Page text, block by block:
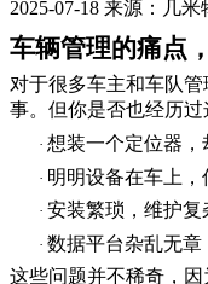
2025-07-18 来源：几米
车辆管理的痛点
对于很多车主和车队管
事。但你是否也经历过
· 想装一个定位器，
· 明明设备在车上，
· 安装繁琐，维护复
· 数据平台杂乱无章
这些问题并不稀奇，